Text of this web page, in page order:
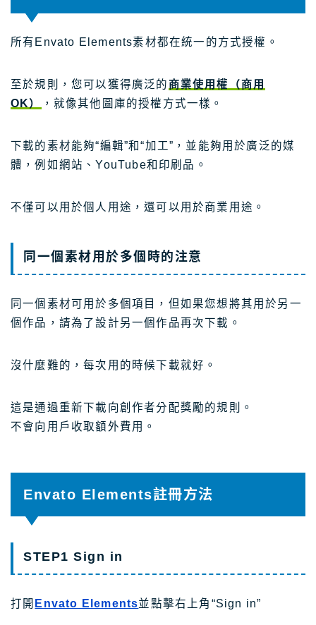
所有Envato Elements素材都在統一的方式授權。
至於規則，您可以獲得廣泛的商業使用權（商用
OK）
，就像其他圖庫的授權方式一樣。
下載的素材能夠“編輯”和“加工”，並能夠用於廣泛的媒
體，例如網站、YouTube和印刷品。
不僅可以用於個人用途，還可以用於商業用途。
同一個素材用於多個時的注意
同一個素材可用於多個項目，但如果您想將其用於另一
個作品，請為了設計另一個作品再次下載。
沒什麼難的，每次用的時候下載就好。
這是通過重新下載向創作者分配獎勵的規則。
不會向用戶收取額外費用。
Envato Elements註冊方法
STEP1 Sign in
打開 Envato Elements並點擊右上角“Sign in”